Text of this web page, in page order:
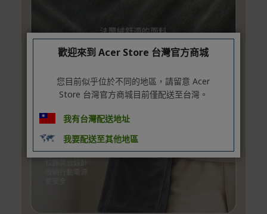
歡迎來到 Acer Store 台灣官方商城
您目前似乎位於不同的地區，請留意 Acer
Store 台灣官方商城目前僅配送至台灣。
我有台灣配送地址
我要配送至其他地區